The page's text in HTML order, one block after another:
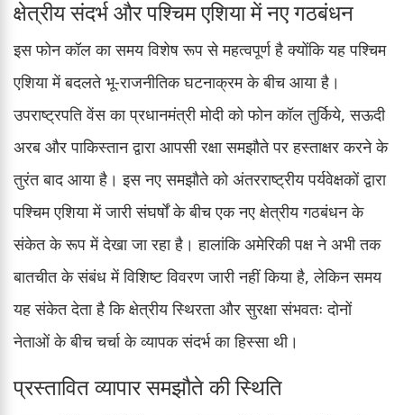
क्षेत्रीय संदर्भ और पश्चिम एशिया में नए गठबंधन
इस फोन कॉल का समय विशेष रूप से महत्वपूर्ण है क्योंकि यह पश्चिम
एशिया में बदलते भू-राजनीतिक घटनाक्रम के बीच आया है।
उपराष्ट्रपति वेंस का प्रधानमंत्री मोदी को फोन कॉल तुर्किये, सऊदी
अरब और पाकिस्तान द्वारा आपसी रक्षा समझौते पर हस्ताक्षर करने के
तुरंत बाद आया है। इस नए समझौते को अंतरराष्ट्रीय पर्यवेक्षकों द्वारा
पश्चिम एशिया में जारी संघर्षों के बीच एक नए क्षेत्रीय गठबंधन के
संकेत के रूप में देखा जा रहा है। हालांकि अमेरिकी पक्ष ने अभी तक
बातचीत के संबंध में विशिष्ट विवरण जारी नहीं किया है, लेकिन समय
यह संकेत देता है कि क्षेत्रीय स्थिरता और सुरक्षा संभवतः दोनों
नेताओं के बीच चर्चा के व्यापक संदर्भ का हिस्सा थी।
प्रस्तावित व्यापार समझौते की स्थिति